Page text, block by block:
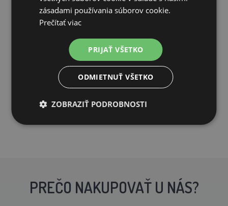
Organické hmyzie NPK hnojivo FRASSiO - granule 6 mm
Od 10,34€
SKLADOM
PREČO NAKUPOVAŤ U NÁS?
zásadami používania súborov cookie.
Prečítať viac
PRIJAŤ VŠETKO
ODMIETNUŤ VŠETKO
ZOBRAZIŤ PODROBNOSTI